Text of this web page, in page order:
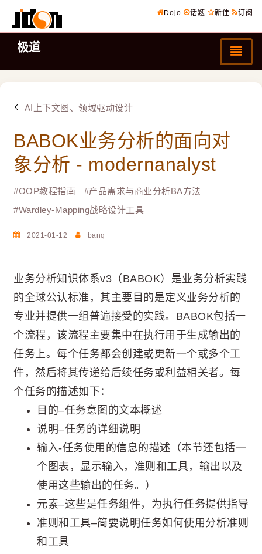
Dojo 话题 新佳 订阅
极道
AI上下文图、领域驱动设计
BABOK业务分析的面向对
象分析 - modernanalyst
#OOP教程指南 #产品需求与商业分析BA方法
#Wardley-Mapping战略设计工具
2021-01-12 banq
业务分析知识体系v​​3（BABOK）是业务分析实践
的全球公认标准，其主要目的是定义业务分析的
专业并提供一组普遍接受的实践。BABOK包括一
个流程，该流程主要集中在执行用于生成输出的
任务上。每个任务都会创建或更新一个或多个工
件，然后将其传递给后续任务或利益相关者。每
个任务的描述如下：
目的–任务意图的文本概述
说明–任务的详细说明
输入-任务使用的信息的描述（本节还包括一
个图表，显示输入，准则和工具，输出以及
使用这些输出的任务。）
元素–这些是任务组件，为执行任务提供指导
准则和工具–简要说明任务如何使用分析准则
和工具